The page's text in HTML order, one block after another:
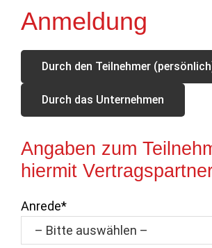
Anmeldung
Durch den Teilnehmer
Durch das Unternehmen
Angaben zum
hiermit
Anrede*